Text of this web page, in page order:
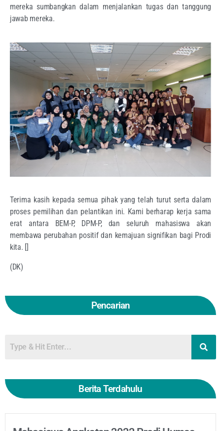
Pencarian
Berita Terdahulu
mereka sumbangkan dalam menjalankan tugas dan tanggung
jawab mereka.
Terima kasih kepada semua pihak yang telah turut serta dalam
proses pemilihan dan pelantikan ini. Kami berharap kerja sama
erat antara BEM-P, DPM-P, dan seluruh mahasiswa akan
membawa perubahan positif dan kemajuan signifikan bagi Prodi
kita. []
(DK)